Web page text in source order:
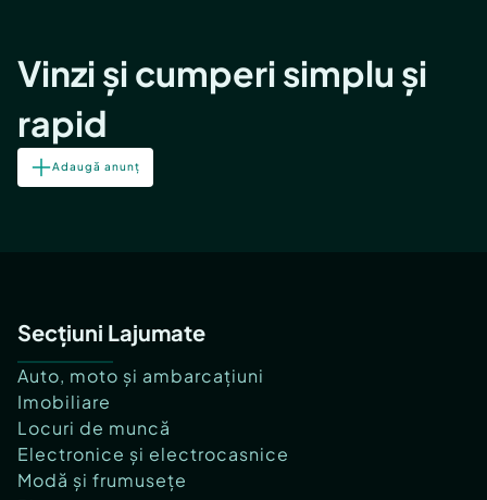
Vinzi și cumperi simplu și
rapid
Adaugă anunț
Secțiuni Lajumate
Auto, moto și ambarcațiuni
Imobiliare
Locuri de muncă
Electronice și electrocasnice
Modă și frumusețe